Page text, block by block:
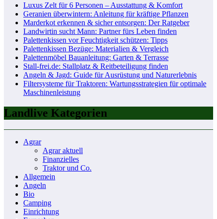
Luxus Zelt für 6 Personen – Ausstattung & Komfort
Geranien überwintern: Anleitung für kräftige Pflanzen
Marderkot erkennen & sicher entsorgen: Der Ratgeber
Landwirtin sucht Mann: Partner fürs Leben finden
Palettenkissen vor Feuchtigkeit schützen: Tipps
Palettenkissen Bezüge: Materialien & Vergleich
Palettenmöbel Bauanleitung: Garten & Terrasse
Stall-frei.de: Stallplatz & Reitbeteiligung finden
Angeln & Jagd: Guide für Ausrüstung und Naturerlebnis
Filtersysteme für Traktoren: Wartungsstrategien für optimale
Maschinenleistung
Landlive Kategorien
Agrar
Agrar aktuell
Finanzielles
Traktor und Co.
Allgemein
Angeln
Bio
Camping
Einrichtung